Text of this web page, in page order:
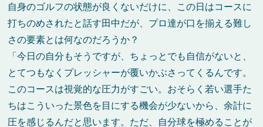
自身のゴルフの状態が良くないだけに、この日はコースに
打ちのめされたと話す田中だが、プロ達が口を揃える難し
さの要素とは何なのだろうか？
「今日の自分もそうですが、ちょっとでも自信がないと、
とてつもなくプレッシャーが覆いかぶさってくるんです。
このコースは視覚的な圧力がすごい。おそらく若い選手た
ちはこういった景色を目にする機会が少ないから、余計に
圧を感じるんだと思います。ただ、自分球を極めることが